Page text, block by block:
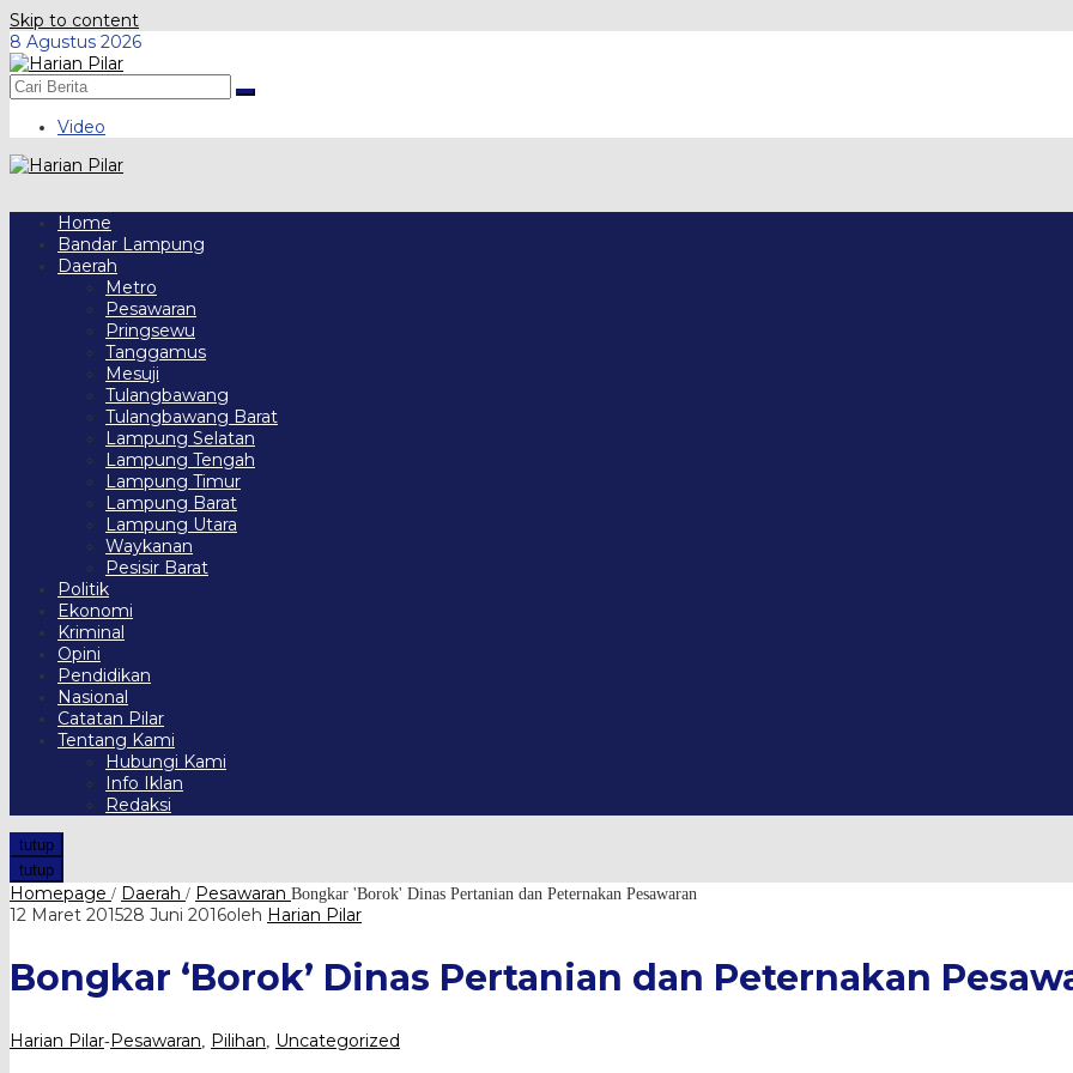
Skip to content
8 Agustus 2026
Video
Home
Bandar Lampung
Daerah
Metro
Pesawaran
Pringsewu
Tanggamus
Mesuji
Tulangbawang
Tulangbawang Barat
Lampung Selatan
Lampung Tengah
Lampung Timur
Lampung Barat
Lampung Utara
Waykanan
Pesisir Barat
Politik
Ekonomi
Kriminal
Opini
Pendidikan
Nasional
Catatan Pilar
Tentang Kami
Hubungi Kami
Info Iklan
Redaksi
tutup
tutup
Homepage / Daerah / Pesawaran Bongkar 'Borok' Dinas Pertanian dan Peternakan Pesawaran
12 Maret 201528 Juni 2016oleh Harian Pilar
Bongkar ‘Borok’ Dinas Pertanian dan Peternakan
Harian Pilar-Pesawaran Pilihan Uncategorized